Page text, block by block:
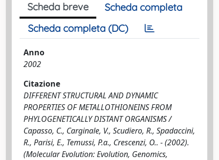
Scheda breve
Scheda completa
Scheda completa (DC)
Anno
2002
Citazione
DIFFERENT STRUCTURAL AND DYNAMIC
PROPERTIES OF METALLOTHIONEINS FROM
PHYLOGENETICALLY DISTANT ORGANISMS /
Capasso, C., Carginale, V., Scudiero, R., Spadaccini,
R., Parisi, E., Temussi, P.a., Crescenzi, O.. - (2002).
(Molecular Evolution: Evolution, Genomics,